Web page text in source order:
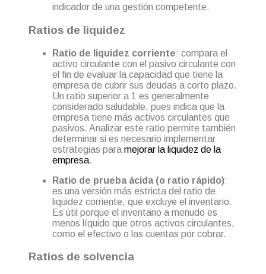
indicador de una gestión competente.
Ratios de liquidez
Ratio de liquidez corriente: compara el
activo circulante con el pasivo circulante con
el fin de evaluar la capacidad que tiene la
empresa de cubrir sus deudas a corto plazo.
Un ratio superior a 1 es generalmente
considerado saludable, pues indica que la
empresa tiene más activos circulantes que
pasivos. Analizar este ratio permite también
determinar si es necesario implementar
estrategias para mejorar la liquidez de la
empresa.
Ratio de prueba ácida (o ratio rápido):
es una versión más estricta del ratio de
liquidez corriente, que excluye el inventario.
Es útil porque el inventario a menudo es
menos líquido que otros activos circulantes,
como el efectivo o las cuentas por cobrar.
Ratios de solvencia